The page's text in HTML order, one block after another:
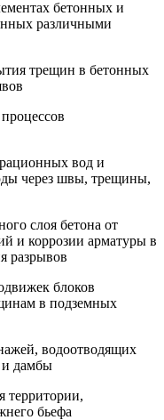
бетонных и
различными
трещин в бетонных
вод и
через швы, трещины,
слоя бетона от
и коррозии арматуры в
разрывов
блоков
в подземных
водоотводящих
и дамбы
территории,
бьефа